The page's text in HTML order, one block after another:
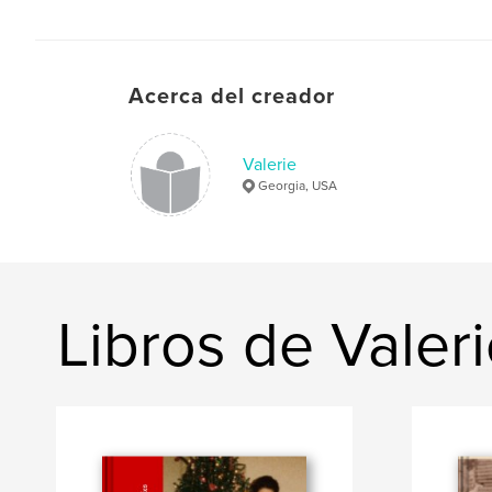
Acerca del creador
Valerie
Georgia, USA
Libros de